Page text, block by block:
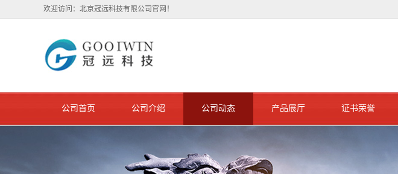
欢迎访问：北京冠远科技有限公司官网！
公司首页 公司介绍 公司动态 产品展厅 证书荣誉